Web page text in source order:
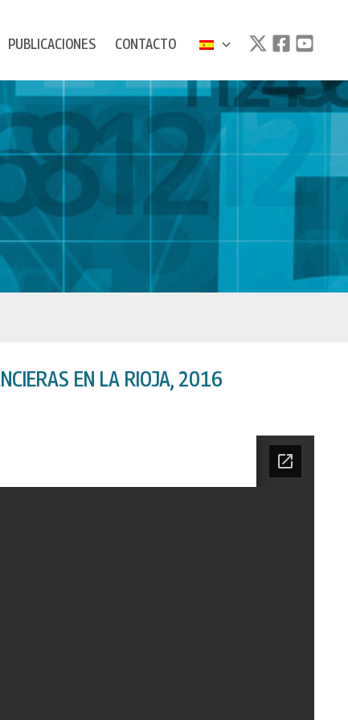
PUBLICACIONES CONTACTO
EN LA RIOJA, 2016